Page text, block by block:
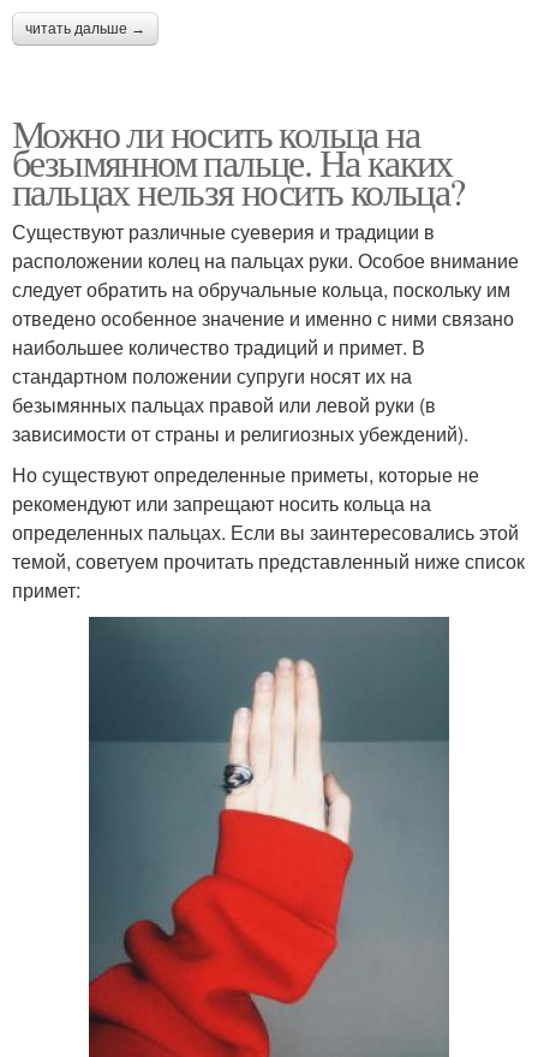
читать дальше →
Можно ли носить кольца на
безымянном пальце. На каких
пальцах нельзя носить кольца?
Существуют различные суеверия и традиции в
расположении колец на пальцах руки. Особое внимание
следует обратить на обручальные кольца, поскольку им
отведено особенное значение и именно с ними связано
наибольшее количество традиций и примет. В
стандартном положении супруги носят их на
безымянных пальцах правой или левой руки (в
зависимости от страны и религиозных убеждений).
Но существуют определенные приметы, которые не
рекомендуют или запрещают носить кольца на
определенных пальцах. Если вы заинтересовались этой
темой, советуем прочитать представленный ниже список
примет: